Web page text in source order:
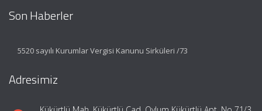
Son Haberler
5520 sayılı Kurumlar Vergisi Kanunu Sirküleri /73
Adresimiz